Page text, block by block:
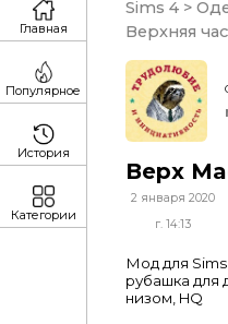
Sims 4 >
Верхняя
Верх
2 января 2020
г. 14:13
Мод для
рубашка для
низом, HQ
Главная
Популярное
История
Категории